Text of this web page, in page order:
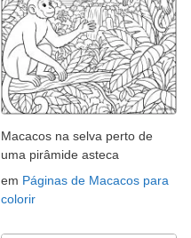
Macacos na selva perto de
uma pirâmide asteca
em Páginas de Macacos para
colorir